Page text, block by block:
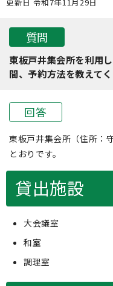
質問
東板戸井集会所を利用
間、予約方法を教えて
回答
東板戸井集会所（住所：
とおりです。
貸出施設
大会議室
和室
調理室